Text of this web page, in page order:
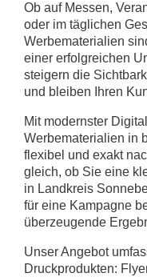
Ob auf Messen,
oder im täglichen
Werbematerialien
einer erfolgreichen
steigern die
und bleiben Ihren
Mit modernster
Werbematerialien in
flexibel und exakt
gleich, ob Sie eine
in Landkreis
für eine Kampagne
überzeugende
Unser Angebot
Druckprodukten: